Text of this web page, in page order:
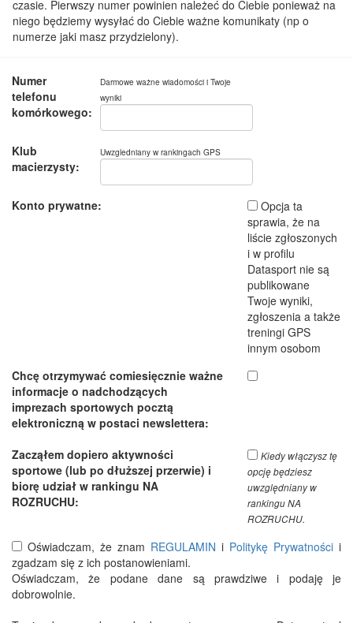
czasie. Pierwszy numer powinien należeć do Ciebie ponieważ na
niego będziemy wysyłać do Ciebie ważne komunikaty (np o
numerze jaki masz przydzielony).
Numer
telefonu
komórkowego:
Darmowe ważne wiadomości i Twoje
wyniki
Klub
macierzysty:
Uwzgledniany w rankingach GPS
Konto prywatne:
Opcja ta
sprawia, że na
liście zgłoszonych
i w profilu
Datasport nie są
publikowane
Twoje wyniki,
zgłoszenia a także
treningi GPS
innym osobom
Chcę otrzymywać comiesięcznie ważne
informacje o nadchodzących
imprezach sportowych pocztą
elektroniczną w postaci newslettera:
Zacząłem dopiero aktywności
sportowe (lub po dłuższej przerwie) i
biorę udział w rankingu NA
ROZRUCHU:
Kiedy włączysz tę
opcję będziesz
uwzględniany w
rankingu NA
ROZRUCHU.
Oświadczam, że znam REGULAMIN i Politykę Prywatności i
zgadzam się z ich postanowieniami.
Oświadczam, że podane dane są prawdziwe i podaję je
dobrowolnie.